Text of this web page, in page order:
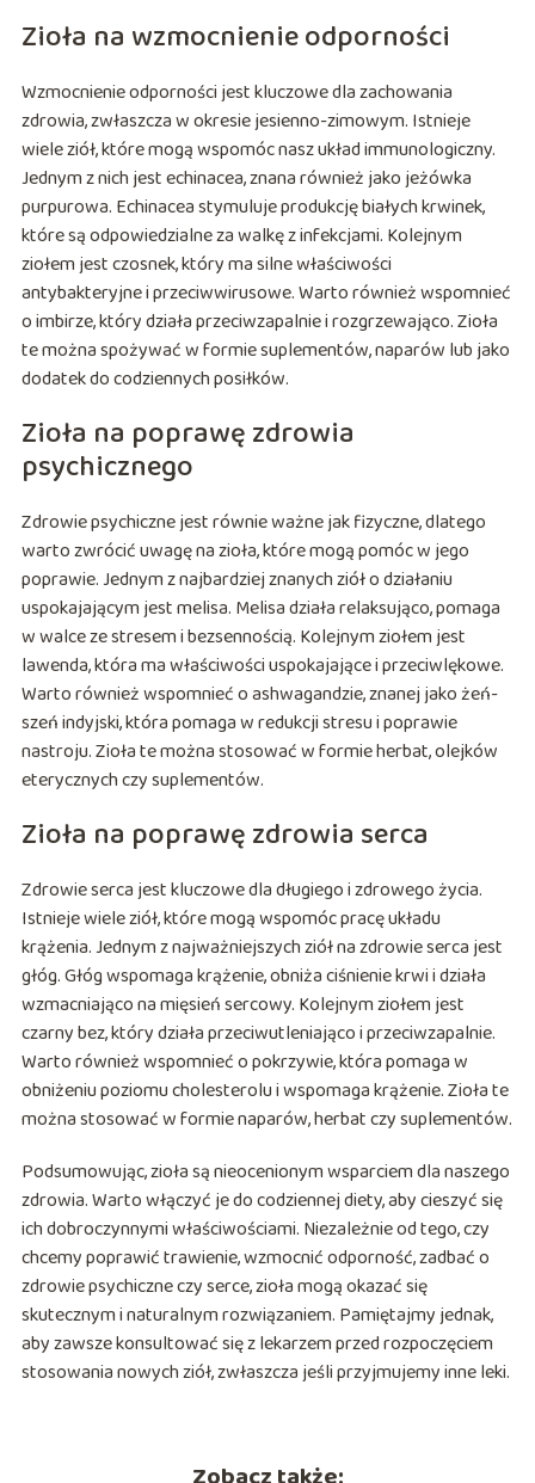
Zioła na wzmocnienie odporności
Wzmocnienie odporności jest kluczowe dla zachowania
zdrowia, zwłaszcza w okresie jesienno-zimowym. Istnieje
wiele ziół, które mogą wspomóc nasz układ immunologiczny.
Jednym z nich jest echinacea, znana również jako jeżówka
purpurowa. Echinacea stymuluje produkcję białych krwinek,
które są odpowiedzialne za walkę z infekcjami. Kolejnym
ziołem jest czosnek, który ma silne właściwości
antybakteryjne i przeciwwirusowe. Warto również wspomnieć
o imbirze, który działa przeciwzapalnie i rozgrzewająco. Zioła
te można spożywać w formie suplementów, naparów lub jako
dodatek do codziennych posiłków.
Zioła na poprawę zdrowia
psychicznego
Zdrowie psychiczne jest równie ważne jak fizyczne, dlatego
warto zwrócić uwagę na zioła, które mogą pomóc w jego
poprawie. Jednym z najbardziej znanych ziół o działaniu
uspokajającym jest melisa. Melisa działa relaksująco, pomaga
w walce ze stresem i bezsennością. Kolejnym ziołem jest
lawenda, która ma właściwości uspokajające i przeciwlękowe.
Warto również wspomnieć o ashwagandzie, znanej jako żeń-
szeń indyjski, która pomaga w redukcji stresu i poprawie
nastroju. Zioła te można stosować w formie herbat, olejków
eterycznych czy suplementów.
Zioła na poprawę zdrowia serca
Zdrowie serca jest kluczowe dla długiego i zdrowego życia.
Istnieje wiele ziół, które mogą wspomóc pracę układu
krążenia. Jednym z najważniejszych ziół na zdrowie serca jest
głóg. Głóg wspomaga krążenie, obniża ciśnienie krwi i działa
wzmacniająco na mięsień sercowy. Kolejnym ziołem jest
czarny bez, który działa przeciwutleniająco i przeciwzapalnie.
Warto również wspomnieć o pokrzywie, która pomaga w
obniżeniu poziomu cholesterolu i wspomaga krążenie. Zioła te
można stosować w formie naparów, herbat czy suplementów.
Podsumowując, zioła są nieocenionym wsparciem dla naszego
zdrowia. Warto włączyć je do codziennej diety, aby cieszyć się
ich dobroczynnymi właściwościami. Niezależnie od tego, czy
chcemy poprawić trawienie, wzmocnić odporność, zadbać o
zdrowie psychiczne czy serce, zioła mogą okazać się
skutecznym i naturalnym rozwiązaniem. Pamiętajmy jednak,
aby zawsze konsultować się z lekarzem przed rozpoczęciem
stosowania nowych ziół, zwłaszcza jeśli przyjmujemy inne leki.